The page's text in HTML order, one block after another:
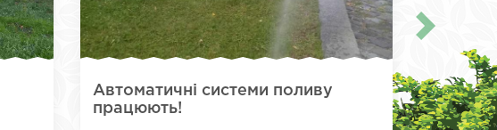
Автоматичні системи поливу
працюють!
Міські